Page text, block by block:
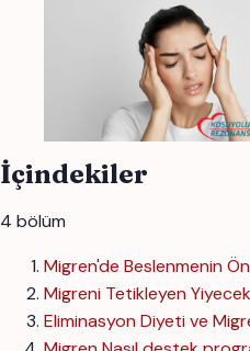
İçindekiler
4 bölüm
Migren'de Beslenmenin
Migreni Tetikleyen
Eliminasyon Diyeti ve